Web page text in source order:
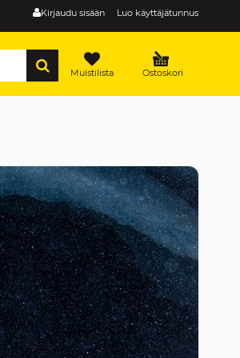
Kirjaudu sisään Luo käyttäjätunnus
Ostoskori
Muistilista